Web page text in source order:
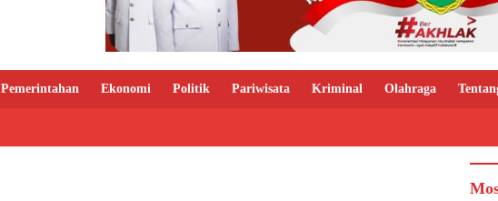
Pemerintahan Ekonomi Politik Pariwisata Kriminal Olahraga